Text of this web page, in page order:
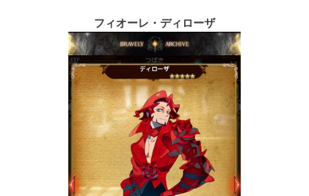
フィオーレ・ディローザ